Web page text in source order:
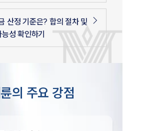
산정 기준은? 합의 절차 및
성 확인하기
의 주요 강점